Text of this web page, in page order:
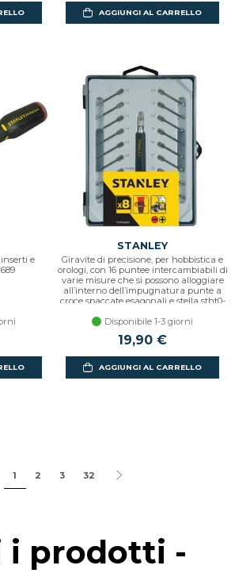
AGGIUNGI AL CARRELLO
e
STANLEY
Giravite di precisione, per hobbistica e
orologi, con 16 puntee intercambiabili di
varie misure che si possono alloggiare
all’interno dell’impugnatura punte a
croce spaccate esagonali e stella stht0-
Disponibile 1-3 giorni
19,90 €
AGGIUNGI AL CARRELLO
1 2 3 32
i prodotti -